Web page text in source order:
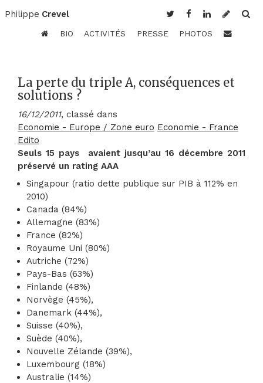
Philippe Crevel
BIO ACTIVITÉS PRESSE PHOTOS
La perte du triple A, conséquences et
solutions ?
16/12/2011, classé dans
Economie - Europe / Zone euro Economie - France
Edito
Seuls 15 pays avaient jusqu’au 16 décembre 2011
préservé un rating AAA
Singapour (ratio dette publique sur PIB à 112% en
2010)
Canada (84%)
Allemagne (83%)
France (82%)
Royaume Uni (80%)
Autriche (72%)
Pays-Bas (63%)
Finlande (48%)
Norvège (45%),
Danemark (44%),
Suisse (40%),
Suède (40%),
Nouvelle Zélande (39%),
Luxembourg (18%)
Australie (14%)